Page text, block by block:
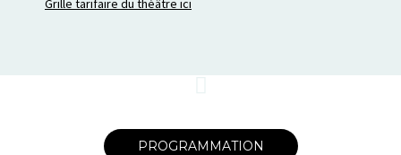
Grille tarifaire du théâtre ici
PROGRAMMATION